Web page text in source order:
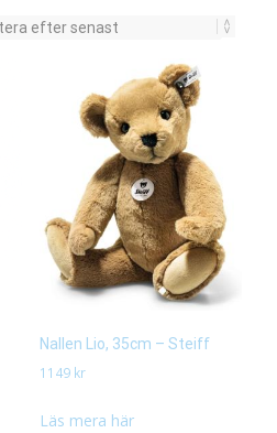
senaste
Nallen Lio, 35cm – Steiff
1149 kr
Läs mera här